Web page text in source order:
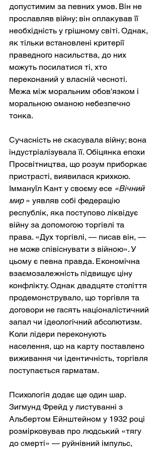
допустимим за певних умов. Він не
прославляв війну; він оплакував її
необхідність у грішному світі. Однак,
як тільки встановлені критерії
праведного насильства, до них
можуть посилатися ті, хто
переконаний у власній чесноті.
Межа між моральним обов'язком і
моральною оманою небезпечно
тонка.
Сучасність не скасувала війну; вона
індустріалізувала її. Обіцянка епохи
Просвітництва, що розум приборкає
пристрасті, виявилася крихкою.
Іммануїл Кант у своєму есе «Вічний
мир » уявляв собі федерацію
республік, яка поступово ліквідує
війну за допомогою торгівлі та
права. «Дух торгівлі, — писав він, —
не може співіснувати з війною». У
цьому є певна правда. Економічна
взаємозалежність підвищує ціну
конфлікту. Однак двадцяте століття
продемонструвало, що торгівля та
договори не гасять націоналістичний
запал чи ідеологічний абсолютизм.
Коли лідери переконують
населення, що на карту поставлено
виживання чи ідентичність, торгівля
поступається гарматам.
Психологія додає ще один шар.
Зигмунд Фрейд у листуванні з
Альбертом Ейнштейном у 1932 році
розмірковував про людський «тягу
до смерті» — руйнівний імпульс,